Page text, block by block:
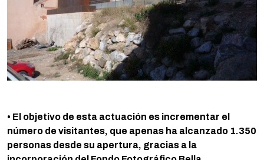
• El objetivo de esta actuación es incrementar el
número de visitantes, que apenas ha alcanzado 1.350
personas desde su apertura, gracias a la